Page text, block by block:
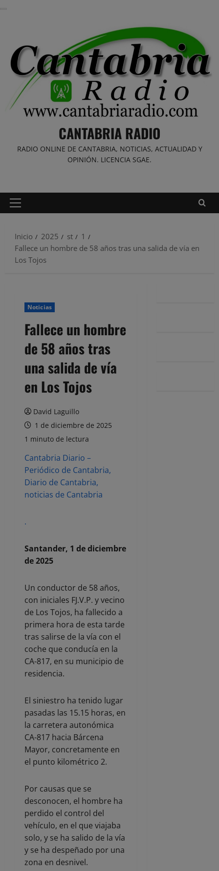
CANTABRIA RADIO
RADIO ONLINE DE CANTABRIA, NOTICIAS, ACTUALIDAD Y
OPINIÓN. LICENCIA SGAE.
Menú
Inicio
2025 st
1
Fallece un hombre de 58 años tras una salida de vía en
Los Tojos
Noticias
Fallece un hombre
de 58 años tras
una salida de vía
en Los Tojos
David Laguillo
1 de diciembre de 2025
1 minuto de lectura
Cantabria Diario –
Periódico de Cantabria,
Diario de Cantabria,
noticias de Cantabria
.
Santander, 1 de diciembre
de 2025
Un conductor de 58 años,
con iniciales FJ.V.P. y vecino
de Los Tojos, ha fallecido a
primera hora de esta tarde
tras salirse de la vía con el
coche que conducía en la
CA-817, en su municipio de
residencia.
El siniestro ha tenido lugar
pasadas las 15.15 horas, en
la carretera autonómica
CA-817 hacia Bárcena
Mayor, concretamente en
el punto kilométrico 2.
Por causas que se
desconocen, el hombre ha
perdido el control del
vehículo, en el que viajaba
solo, y se ha salido de la vía
y se ha despeñado por una
zona en desnivel.